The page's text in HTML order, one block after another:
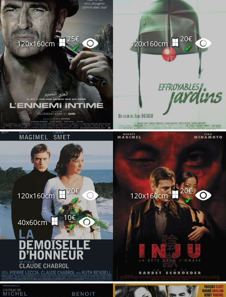
120x160cm
25€
✔ 120x160cm
20€
✔
120x160cm
20€
✔
40x60cm
10€
✔
120x160cm
20€
✔